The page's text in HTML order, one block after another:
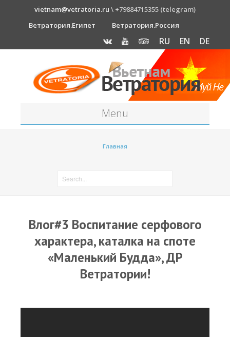
vietnam@vetratoria.ru \ +79884715355 (telegram)
Ветратория.Египет
Ветратория.Россия
RU EN DE
Menu
Вьетнам
Новости
Главная
Влог#3 Воспитание серфового
характера, каталка на споте
«Маленький Будда», ДР
Ветратории!